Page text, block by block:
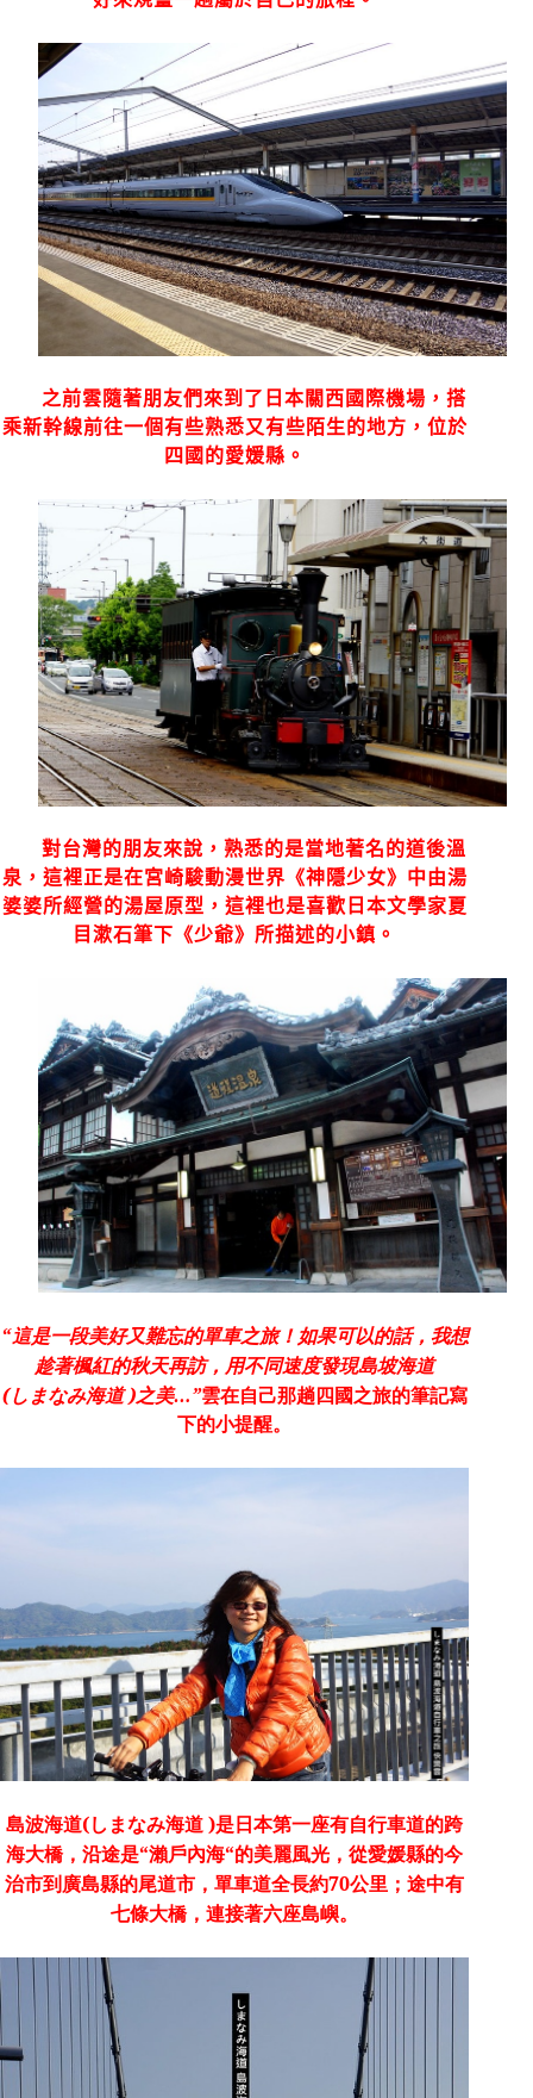
之前雲隨著朋友們來到了日本關西國際機場，搭
乘新幹線前往一個有些熟悉又有些陌生的地方，位於
四國的愛媛縣。
對台灣的朋友來說，熟悉的是當地著名的道後溫
泉，這裡正是在宮崎駿動漫世界《神隱少女》中由湯
婆婆所經營的湯屋原型，這裡也是喜歡日本文學家夏
目漱石筆下《少爺》所描述的小鎮。
“這是一段美好又難忘的單車之旅！如果可以的話，我想
趁著楓紅的秋天再訪，用不同速度發現島坡海道
(しまなみ海道)之美…”雲在自己那趟四國之旅的筆記寫
下的小提醒。
島波海道(しまなみ海道)是日本第一座有自行車道的跨
海大橋，沿途是“瀨戶內海“的美麗風光，從愛媛縣的今
治市到廣島縣的尾道市，單車道全長約70公里；途中有
七條大橋，連接著六座島嶼。